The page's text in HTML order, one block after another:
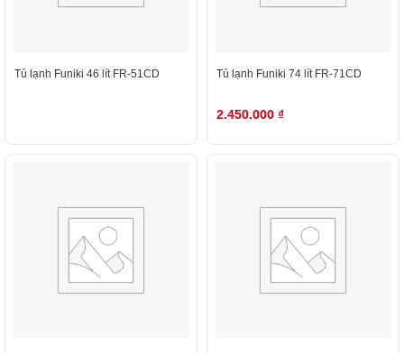
Tủ lạnh Funiki 46 lít FR-51CD Tủ lạnh Funiki 74 lít FR-71CD
2.450.000 ₫